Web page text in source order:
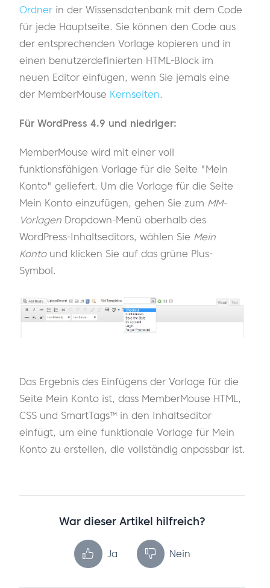
Ordner in der Wissensdatenbank mit dem Code
für jede Hauptseite. Sie können den Code aus
der entsprechenden Vorlage kopieren und in
einen benutzerdefinierten HTML-Block im
neuen Editor einfügen, wenn Sie jemals eine
der MemberMouse Kernseiten.
Für WordPress 4.9 und niedriger:
MemberMouse wird mit einer voll
funktionsfähigen Vorlage für die Seite "Mein
Konto" geliefert. Um die Vorlage für die Seite
Mein Konto einzufügen, gehen Sie zum MM-
Vorlagen Dropdown-Menü oberhalb des
WordPress-Inhaltseditors, wählen Sie Mein
Kontound klicken Sie auf das grüne Plus-
Symbol.
Das Ergebnis des Einfügens der Vorlage für die
Seite Mein Konto ist, dass MemberMouse HTML,
CSS und SmartTags™ in den Inhaltseditor
einfügt, um eine funktionale Vorlage für Mein
Konto zu erstellen, die vollständig anpassbar ist.
War dieser Artikel hilfreich?
Ja Nein